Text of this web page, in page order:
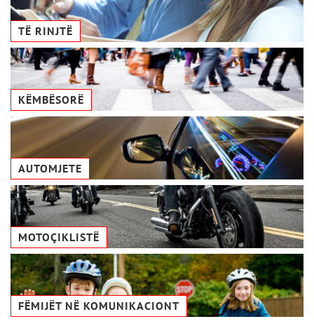
TË RINJTË
KËMBËSORË
AUTOMJETE
MOTOÇIKLISTË
FËMIJËT NË KOMUNIKACIONТ